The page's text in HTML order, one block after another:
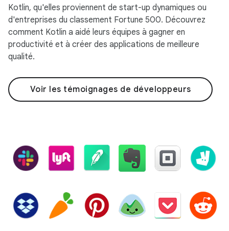
Kotlin, qu'elles proviennent de start-up dynamiques ou
d'entreprises du classement Fortune 500. Découvrez
comment Kotlin a aidé leurs équipes à gagner en
productivité et à créer des applications de meilleure
qualité.
Voir les témoignages de développeurs